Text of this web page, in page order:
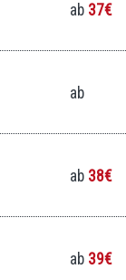
ab37€
ab
ab38€
ab39€